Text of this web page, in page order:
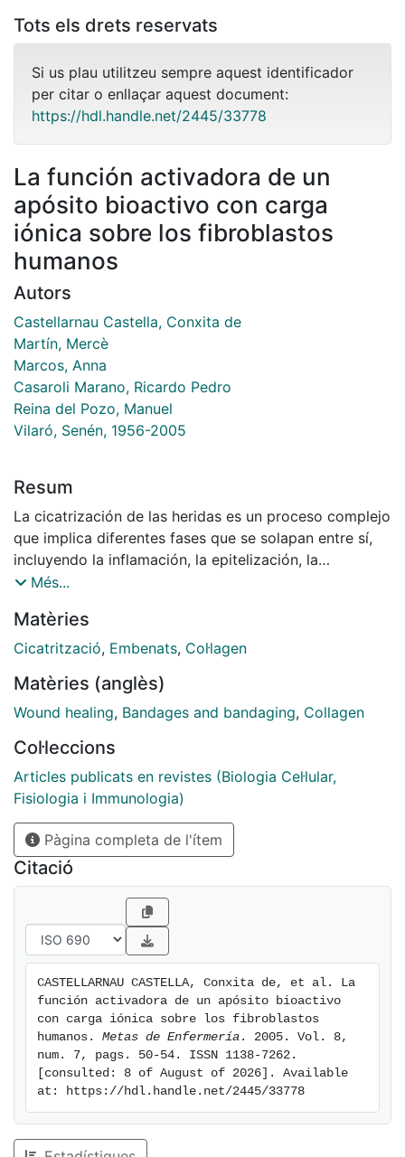
Tots els drets reservats
Si us plau utilitzeu sempre aquest identificador
per citar o enllaçar aquest document:
https://hdl.handle.net/2445/33778
La función activadora de un
apósito bioactivo con carga
iónica sobre los fibroblastos
humanos
Autors
Castellarnau Castella, Conxita de
Martín, Mercè
Marcos, Anna
Casaroli Marano, Ricardo Pedro
Reina del Pozo, Manuel
Vilaró, Senén, 1956-2005
Resum
La cicatrización de las heridas es un proceso complejo
que implica diferentes fases que se solapan entre sí,
incluyendo la inflamación, la epitelización, la
angiognesis y la síntesis y deposición de matriz
función esencial en la formación del tejido de
granulación. Migran hasta la lesión en respuesta a
matriz extracelular, las cuales son la base del proceso
de reparación futuro. Los oligoelementos tales como
funciones celulares y, por consiguiente, pueden
potencialmente estimular los procesos de reparación
de las heridas. En el presente estudio hemos
investigado el efecto de un aposito que contiene zinc,
calcio y manganeso (Trionic®) sobre la proliferación,
el crecimiento, la síntesis de colágeno I y III y la
migración de los fibroblastos. Los resultados
obtenidos indican que los oligoelementos solubles
presentes en Trionic® actúan estimulando la
proliferación, el crecimiento, la biosíntesis de colágeno
participación crucial que estas funciones celulares
tienen sobre el comportamiento de los fibroblastos
durante el proceso de formación del tejido de
granulación, concluimos que los iones Ca2+, Zn2+, y
Mn2+ contenidos en Trionic® pueden proporcionar
potenciales beneficios en el tratamiento de las heridas
crónicas y durante la fase reparativa del proceso de
cicatrización.
Més...
Matèries
Cicatrització, Embenats, Col·lagen
Matèries (anglès)
Wound healing, Bandages and bandaging, Collagen
Col·leccions
Articles publicats en revistes (Biologia Cel·lular,
Fisiologia i Immunologia)
Pàgina completa de l'ítem
Citació
CASTELLARNAU CASTELLA, Conxita de, et al. La
función activadora de un apósito bioactivo
con carga iónica sobre los fibroblastos
humanos. Metas de Enfermería . 2005. Vol. 8,
num. 7, pags. 50-54. ISSN 1138-7262.
[consulted: 8 of August of 2026]. Available
at: https://hdl.handle.net/2445/33778